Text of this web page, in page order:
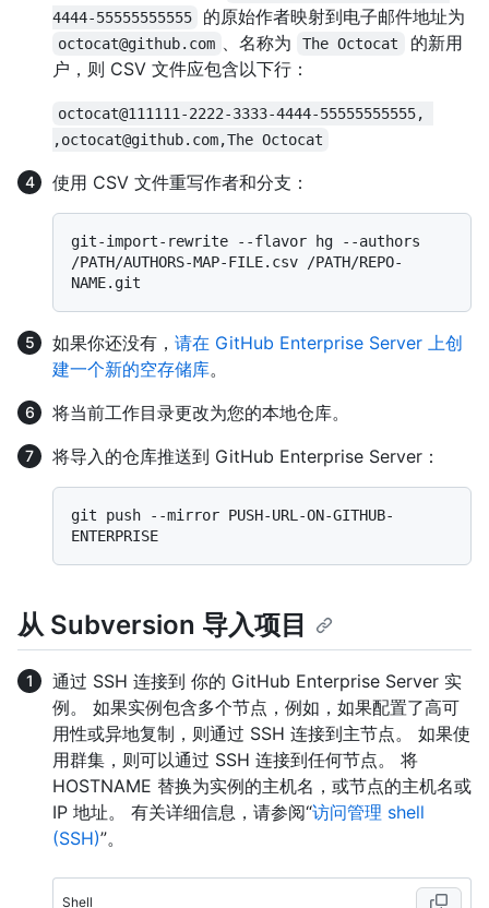
4444-55555555555
的原始作者映射到电子邮件地址为
octocat@github.com 、名称为 The Octocat
的新用
户，则 CSV 文件应包含以下行：
octocat@111111-2222-3333-4444-55555555555,
,octocat@github.com,The Octocat
使用 CSV 文件重写作者和分支：
git-import-rewrite --flavor hg --authors
/PATH/AUTHORS-MAP-FILE.csv /PATH/REPO-
如果你还没有， 请在 GitHub Enterprise Server 上创
建一个新的空存储库。
将当前工作目录更改为您的本地仓库。
将导入的仓库推送到 GitHub Enterprise Server：
git push --mirror PUSH-URL-ON-GITHUB-
从 Subversion 导入项目
通过 SSH 连接到 你的 GitHub Enterprise Server 实
例。 如果实例包含多个节点，例如，如果配置了高可
用性或异地复制，则通过 SSH 连接到主节点。 如果使
用群集，则可以通过 SSH 连接到任何节点。 将
HOSTNAME 替换为实例的主机名，或节点的主机名或
IP 地址。 有关详细信息，请参阅“访问管理 shell
(SSH)”。
Shell